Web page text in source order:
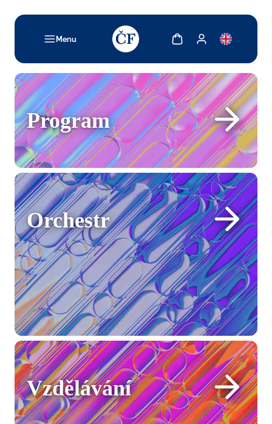
Menu
TODO: Add description for reader
Zobrazit košíkZobrazit můj účet
Program
Program
Orchestr
Orchestr
Vzdělávání
Vzdělávání